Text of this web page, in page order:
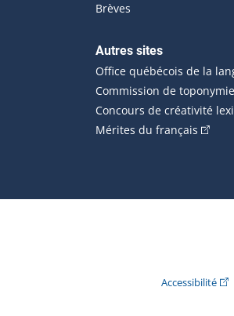
Brèves
Autres sites
Office québécois de la
Commission de toponymie
Concours de créativité
Mérites du français (Cet
Accessibilité